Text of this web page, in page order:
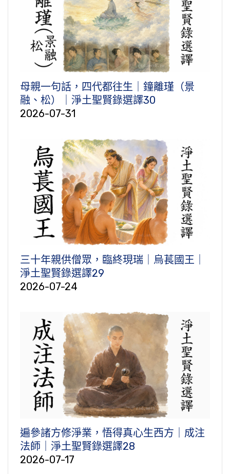
母親一句話，四代都往生｜鐘離瑾（景
融、松）｜淨土聖賢錄選譯30
2026-07-31
三十年親供僧眾，臨終現瑞｜烏萇國王｜
淨土聖賢錄選譯29
2026-07-24
遍參諸方修淨業，悟得真心生西方｜成注
法師｜淨土聖賢錄選譯28
2026-07-17